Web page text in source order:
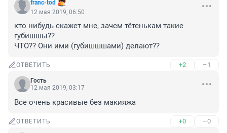
franc-tod
12 мая 2019, 06:50
кто нибудь скажет мне, зачем тётенькам такие
губишшы??
ЧТО?? Они ими (губишшшами) делают??
ОТВЕТИТЬ +2 –1
Гость
12 мая 2019, 03:17
Все очень красивые без макияжа
ОТВЕТИТЬ +0 –0